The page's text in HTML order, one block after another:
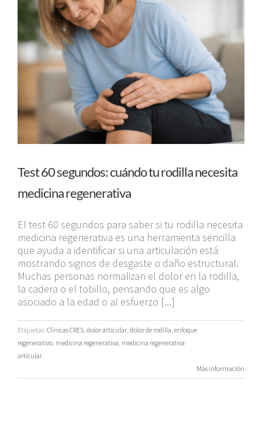
Test 60 segundos: cuándo tu rodilla necesita
medicina regenerativa
El test 60 segundos para saber si tu rodilla necesita
medicina regenerativa es una herramienta sencilla
que ayuda a identificar si una articulación está
mostrando signos de desgaste o daño estructural.
Muchas personas normalizan el dolor en la rodilla,
la cadera o el tobillo, pensando que es algo
asociado a la edad o al esfuerzo [...]
Etiquetas: Clínicas CRES, dolor articular, dolor de rodilla, enfoque
regenerativo, medicina regenerativa, medicina regenerativa
articular
Más información